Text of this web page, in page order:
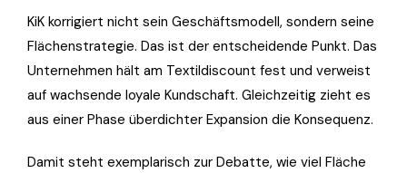
KiK korrigiert nicht sein Geschäftsmodell, sondern seine
Flächenstrategie. Das ist der entscheidende Punkt. Das
Unternehmen hält am Textildiscount fest und verweist
auf wachsende loyale Kundschaft. Gleichzeitig zieht es
aus einer Phase überdichter Expansion die Konsequenz.
Damit steht exemplarisch zur Debatte, wie viel Fläche